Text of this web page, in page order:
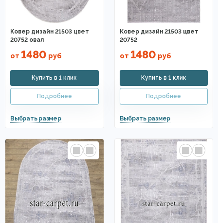
Ковер дизайн 21503 цвет
20752 овал
от 1480 руб
Ковер дизайн 21503 цвет
20752
от 1480 руб